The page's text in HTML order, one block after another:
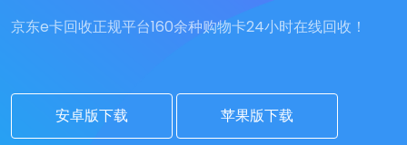
京东e卡回收正规平台160余种购物卡24小时在线回收！
安卓版下载 苹果版下载